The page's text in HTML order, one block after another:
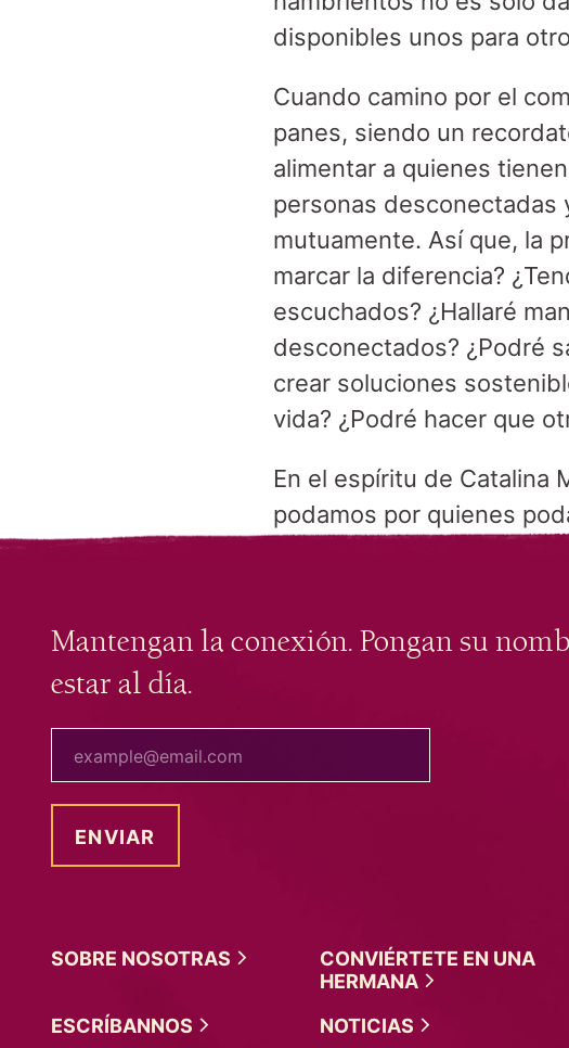
disponibles unos para
Cuando camino por el
panes, siendo un
alimentar a quienes
personas desconectadas
mutuamente. Así que, la
marcar la diferencia?
escuchados? ¿Hallaré
desconectados? ¿Podré
crear soluciones
vida? ¿Podré hacer que
En el espíritu de Catalina
podamos por quienes
Mantengan la conexión. Pongan su
estar al día.
SOBRE NOSOTRAS
CONVIÉRTETE EN UNA
HERMANA
ESCRÍBANNOS
NOTICIAS